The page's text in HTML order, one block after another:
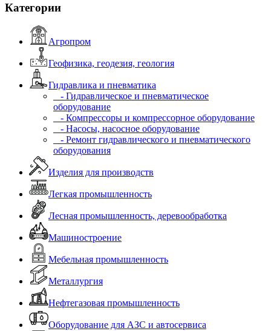
Категории
Агропром
Геофизика, геодезия, геология
Гидравлика и пневматика
- Гидравлическое и пневматическое
оборудование
- Компрессоры и компрессорное оборудование
- Насосы, насосное оборудование
- Ремонт гидравлического и пневматического
оборудования
Изделия для производств
Легкая промышленность
Лесная промышленность, деревообработка
Машиностроение
Мебельная промышленность
Металлургия
Нефтегазовая промышленность
Оборудование для АЗС и автосервиса